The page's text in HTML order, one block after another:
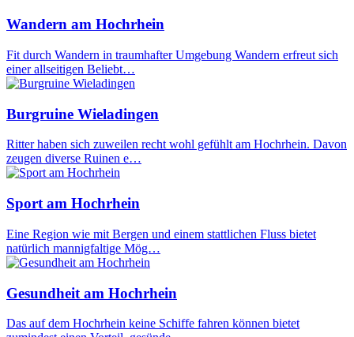
Wandern am Hochrhein
Fit durch Wandern in traumhafter Umgebung Wandern erfreut sich
einer allseitigen Beliebt…
Burgruine Wieladingen
Ritter haben sich zuweilen recht wohl gefühlt am Hochrhein. Davon
zeugen diverse Ruinen e…
Sport am Hochrhein
Eine Region wie mit Bergen und einem stattlichen Fluss bietet
natürlich mannigfaltige Mög…
Gesundheit am Hochrhein
Das auf dem Hochrhein keine Schiffe fahren können bietet